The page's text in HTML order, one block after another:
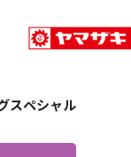
スペシャル